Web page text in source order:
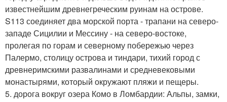
известнейшим древнегреческим руинам на острове.
S113 соединяет два морской порта - трапани на северо-
западе Сицилии и Мессину - на северо-востоке,
пролегая по горам и северному побережью через
Палермо, столицу острова и тиндари, тихий город с
древнеримскими развалинами и средневековыми
монастырями, который окружают пляжи и пещеры.
5. дорога вокруг озера Комо в Ломбардии: Альпы, замки,